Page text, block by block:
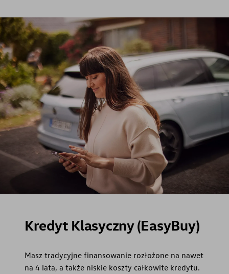
Kredyt Klasyczny (EasyBuy)
Masz tradycyjne finansowanie rozłożone na nawet
na 4 lata, a także niskie koszty całkowite kredytu.